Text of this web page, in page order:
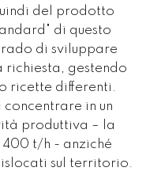
del prodotto
di questo
di sviluppare
richiesta, gestendo
ricette differenti.
in un
produttiva – la
t/h - anziché
sul territorio.